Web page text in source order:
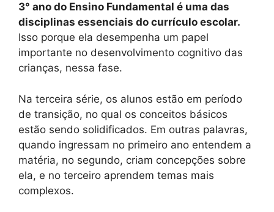
3° ano do Ensino Fundamental é uma das
disciplinas essenciais do currículo escolar.
Isso porque ela desempenha um papel
importante no desenvolvimento cognitivo das
crianças, nessa fase.
Na terceira série, os alunos estão em período
de transição, no qual os conceitos básicos
estão sendo solidificados. Em outras palavras,
quando ingressam no primeiro ano entendem a
matéria, no segundo, criam concepções sobre
ela, e no terceiro aprendem temas mais
complexos.